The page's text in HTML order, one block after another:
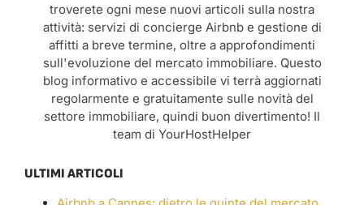
troverete ogni mese nuovi articoli sulla nostra
attività: servizi di concierge Airbnb e gestione di
affitti a breve termine, oltre a approfondimenti
sull'evoluzione del mercato immobiliare. Questo
blog informativo e accessibile vi terrà aggiornati
regolarmente e gratuitamente sulle novità del
settore immobiliare, quindi buon divertimento! Il
team di YourHostHelper
ULTIMI ARTICOLI